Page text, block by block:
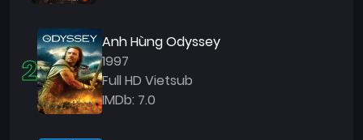
2
Anh Hùng Odyssey
1997
Full HD Vietsub
IMDb: 7.0